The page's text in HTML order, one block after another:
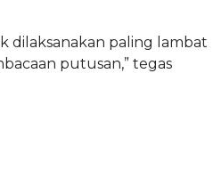
dilaksanakan paling lambat
putusan,” tegas